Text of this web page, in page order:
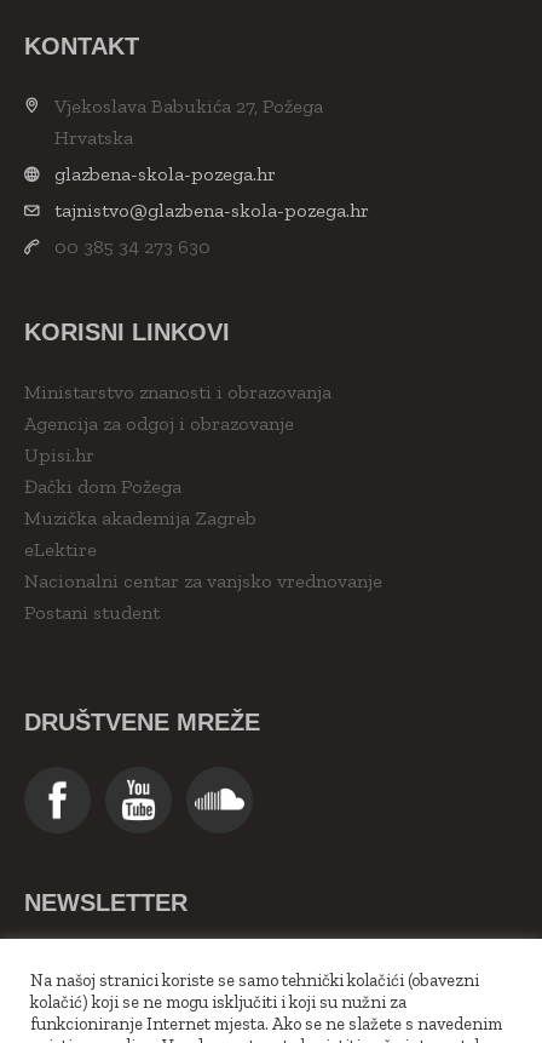
KONTAKT
Vjekoslava Babukića 27, Požega
Hrvatska
glazbena-skola-pozega.hr
tajnistvo@glazbena-skola-pozega.hr
00 385 34 273 630
KORISNI LINKOVI
Ministarstvo znanosti i obrazovanja
Agencija za odgoj i obrazovanje
Upisi.hr
Đački dom Požega
Muzička akademija Zagreb
eLektire
Nacionalni centar za vanjsko vrednovanje
Postani student
DRUŠTVENE MREŽE
NEWSLETTER
Na našoj stranici koriste se samo tehnički kolačići (obavezni
kolačić) koji se ne mogu isključiti i koji su nužni za
funkcioniranje Internet mjesta. Ako se ne slažete s navedenim